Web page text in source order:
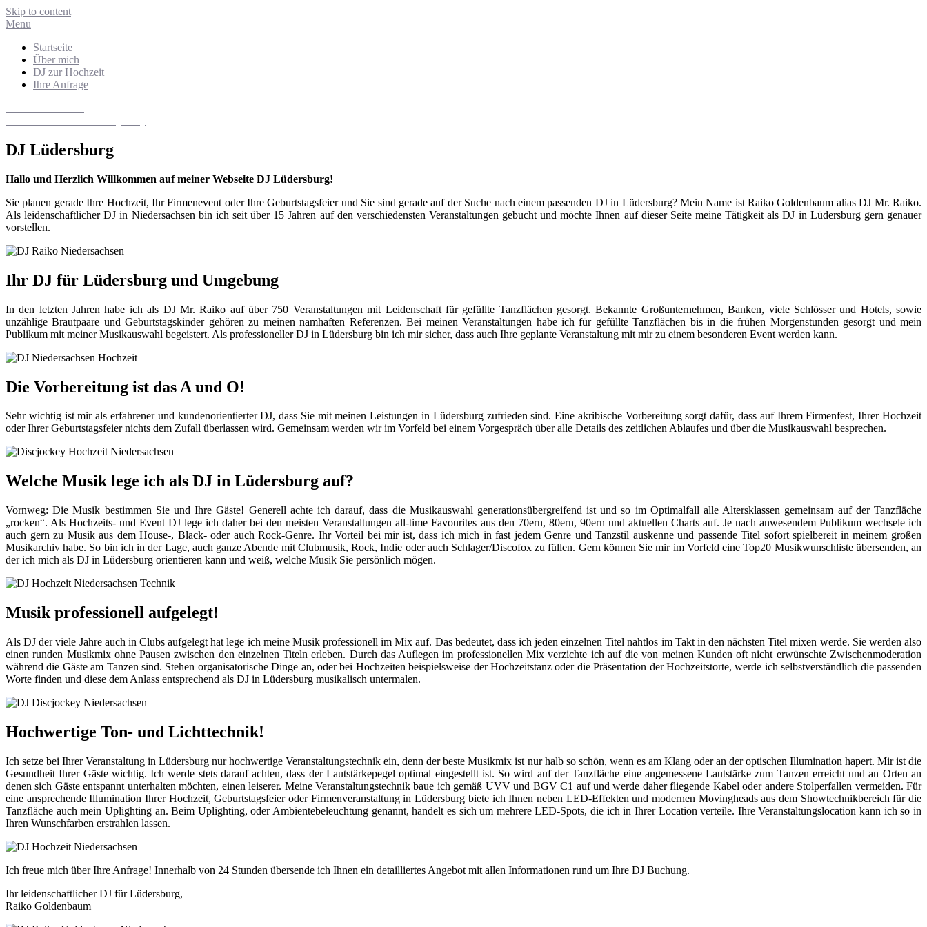
Skip to content
Menu
Startseite
Über mich
DJ zur Hochzeit
Ihre Anfrage
DJ Lüdersburg
Hallo und Herzlich Willkommen auf meiner Webseite DJ Lüdersburg!
Sie planen gerade Ihre Hochzeit, Ihr Firmenevent oder Ihre Geburtstagsfeier und Sie sind gerade auf der Suche nach einem passenden DJ in Lüdersburg? Mein Name ist Raiko Goldenbaum alias DJ Mr. Raiko.
Als leidenschaftlicher DJ in Niedersachsen bin ich seit über 15 Jahren auf den verschiedensten Veranstaltungen gebucht und möchte Ihnen auf dieser Seite meine Tätigkeit als DJ in Lüdersburg gern genauer
vorstellen.
Ihr DJ für Lüdersburg und Umgebung
In den letzten Jahren habe ich als DJ Mr. Raiko auf über 750 Veranstaltungen mit Leidenschaft für gefüllte Tanzflächen gesorgt. Bekannte Großunternehmen, Banken, viele Schlösser und Hotels, sowie
unzählige Brautpaare und Geburtstagskinder gehören zu meinen namhaften Referenzen. Bei meinen Veranstaltungen habe ich für gefüllte Tanzflächen bis in die frühen Morgenstunden gesorgt und mein
Publikum mit meiner Musikauswahl begeistert. Als professioneller DJ in Lüdersburg bin ich mir sicher, dass auch Ihre geplante Veranstaltung mit mir zu einem besonderen Event werden kann.
Die Vorbereitung ist das A und O!
Sehr wichtig ist mir als erfahrener und kundenorientierter DJ, dass Sie mit meinen Leistungen in Lüdersburg zufrieden sind. Eine akribische Vorbereitung sorgt dafür, dass auf Ihrem Firmenfest, Ihrer Hochzeit
oder Ihrer Geburtstagsfeier nichts dem Zufall überlassen wird. Gemeinsam werden wir im Vorfeld bei einem Vorgespräch über alle Details des zeitlichen Ablaufes und über die Musikauswahl besprechen.
Welche Musik lege ich als DJ in Lüdersburg auf?
Vornweg: Die Musik bestimmen Sie und Ihre Gäste! Generell achte ich darauf, dass die Musikauswahl generationsübergreifend ist und so im Optimalfall alle Altersklassen gemeinsam auf der Tanzfläche
„rocken“. Als Hochzeits- und Event DJ lege ich daher bei den meisten Veranstaltungen all-time Favourites aus den 70ern, 80ern, 90ern und aktuellen Charts auf. Je nach anwesendem Publikum wechsele ich
auch gern zu Musik aus dem House-, Black- oder auch Rock-Genre. Ihr Vorteil bei mir ist, dass ich mich in fast jedem Genre und Tanzstil auskenne und passende Titel sofort spielbereit in meinem großen
Musikarchiv habe. So bin ich in der Lage, auch ganze Abende mit Clubmusik, Rock, Indie oder auch Schlager/Discofox zu füllen. Gern können Sie mir im Vorfeld eine Top20 Musikwunschliste übersenden, an
der ich mich als DJ in Lüdersburg orientieren kann und weiß, welche Musik Sie persönlich mögen.
Musik professionell aufgelegt!
Als DJ der viele Jahre auch in Clubs aufgelegt hat lege ich meine Musik professionell im Mix auf. Das bedeutet, dass ich jeden einzelnen Titel nahtlos im Takt in den nächsten Titel mixen werde. Sie werden also
einen runden Musikmix ohne Pausen zwischen den einzelnen Titeln erleben. Durch das Auflegen im professionellen Mix verzichte ich auf die von meinen Kunden oft nicht erwünschte Zwischenmoderation
während die Gäste am Tanzen sind. Stehen organisatorische Dinge an, oder bei Hochzeiten beispielsweise der Hochzeitstanz oder die Präsentation der Hochzeitstorte, werde ich selbstverständlich die passenden
Worte finden und diese dem Anlass entsprechend als DJ in Lüdersburg musikalisch untermalen.
Hochwertige Ton- und Lichttechnik!
Ich setze bei Ihrer Veranstaltung in Lüdersburg nur hochwertige Veranstaltungstechnik ein, denn der beste Musikmix ist nur halb so schön, wenn es am Klang oder an der optischen Illumination hapert. Mir ist die
Gesundheit Ihrer Gäste wichtig. Ich werde stets darauf achten, dass der Lautstärkepegel optimal eingestellt ist. So wird auf der Tanzfläche eine angemessene Lautstärke zum Tanzen erreicht und an Orten an
denen sich Gäste entspannt unterhalten möchten, einen leiserer. Meine Veranstaltungstechnik baue ich gemäß UVV und BGV C1 auf und werde daher fliegende Kabel oder andere Stolperfallen vermeiden. Für
eine ansprechende Illumination Ihrer Hochzeit, Geburtstagsfeier oder Firmenveranstaltung in Lüdersburg biete ich Ihnen neben LED-Effekten und modernen Movingheads aus dem Showtechnikbereich für die
Tanzfläche auch mein Uplighting an. Beim Uplighting, oder Ambientebeleuchtung genannt, handelt es sich um mehrere LED-Spots, die ich in Ihrer Location verteile. Ihre Veranstaltungslocation kann ich so in
Ihren Wunschfarben erstrahlen lassen.
Ich freue mich über Ihre Anfrage! Innerhalb von 24 Stunden übersende ich Ihnen ein detailliertes Angebot mit allen Informationen rund um Ihre DJ Buchung.
Ihr leidenschaftlicher DJ für Lüdersburg,
Raiko Goldenbaum